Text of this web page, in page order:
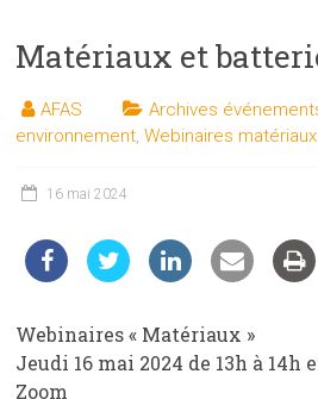
les
et
les
auprès
public
Matériaux et
AFAS Archives
environnement ,Webinaires matériaux
16 mai 2024
Webinaires « Matériaux »
Jeudi 16 mai 2024 de 13h à
Zoom